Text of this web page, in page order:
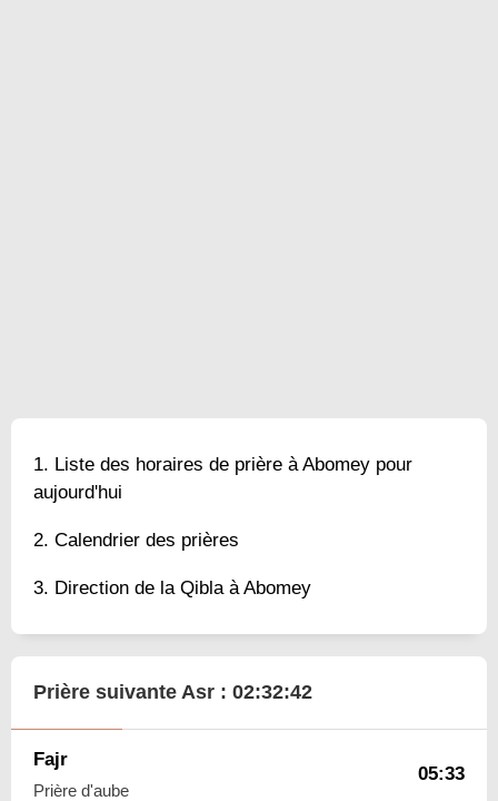
Liste des horaires de prière à Abomey pour
aujourd'hui
Calendrier des prières
Direction de la Qibla à Abomey
Prière suivante Asr : 02:32:41
Fajr
Prière d'aube
05:33